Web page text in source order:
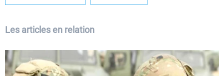
Les articles en relation